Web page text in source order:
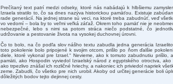
Prečítaný text patrí medzi odseky, ktoré nás nabádajú k hlbšiemu
Izraela stratilo to, čo sa dnes nazýva historickou pamäťou. Existuje
rade generácií. Na jednej strane sú veci, na ktoré treba zabudnúť, veď
vo vedomí – bola by to veľmi veľká záťaž. Okrem toho pamäť nie je
nebezpečné, lebo s nimi sa potom stráca niečo podstatné, čo
udržovanie a pestovanie života na vysokej duchovnej úrovni.
Čo to bolo, na čo podľa slov nášho textu zabudla jedna generácia
toto pokolenie bolo pripojené k svojim otcom, prišlo po ňom ďalšie
diele, ktoré vykonal pre Izrael.“ Nevieme, ako k tomuto zabudnutiu
pamäti, ako Hospodin vyviedol Izraelský národ z egyptského otroctva,
ako trpezlivo znášal ich rozličné hriechy, a nakoniec ich priviedol napriek
zeme. Zabudli, čo všetko pre nich urobil. Akoby od určitej generácie boli
dôležitých bodov tejto dejinnej cesty.